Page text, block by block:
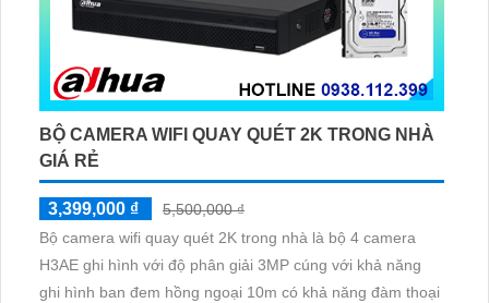
BỘ CAMERA WIFI QUAY QUÉT 2K TRONG NHÀ
GIÁ RẺ
3,399,000 ₫
5,500,000 ₫
Bộ camera wifi quay quét 2K trong nhà là bộ 4 camera
H3AE ghi hình với độ phân giải 3MP cúng với khả năng
ghi hình ban đem hồng ngoại 10m có khả năng đàm thoại